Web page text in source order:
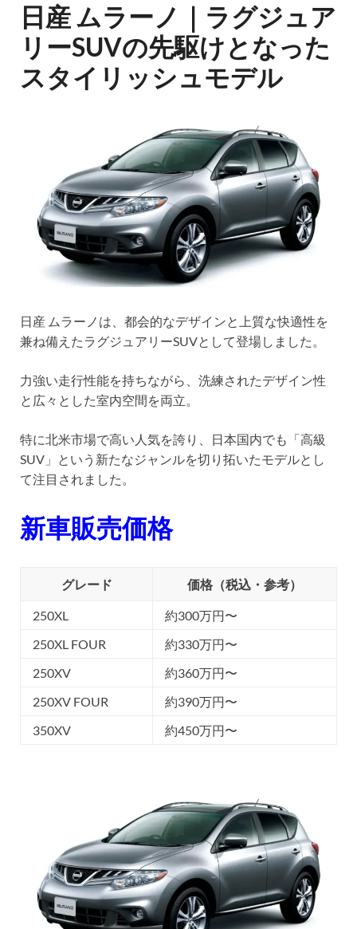
日産 ムラーノ｜ラグジュア
リーSUVの先駆けとなった
スタイリッシュモデル
日産 ムラーノは、都会的なデザインと上質な快適性を
兼ね備えたラグジュアリーSUVとして登場しました。
力強い走行性能を持ちながら、洗練されたデザイン性
と広々とした室内空間を両立。
特に北米市場で高い人気を誇り、日本国内でも「高級
SUV」という新たなジャンルを切り拓いたモデルとし
て注目されました。
新車販売価格
グレード 価格（税込・参考）
250XL
約300万円〜
250XL FOUR
約330万円〜
250XV
約360万円〜
250XV FOUR
約390万円〜
350XV
約450万円〜